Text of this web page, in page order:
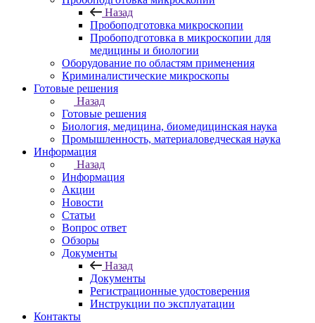
Назад
Пробоподготовка микроскопии
Пробоподготовка в микроскопии для
медицины и биологии
Оборудование по областям применения
Криминалистические микроскопы
Готовые решения
Назад
Готовые решения
Биология, медицина, биомедицинская наука
Промышленность, материаловедческая наука
Информация
Назад
Информация
Акции
Новости
Статьи
Вопрос ответ
Обзоры
Документы
Назад
Документы
Регистрационные удостоверения
Инструкции по эксплуатации
Контакты